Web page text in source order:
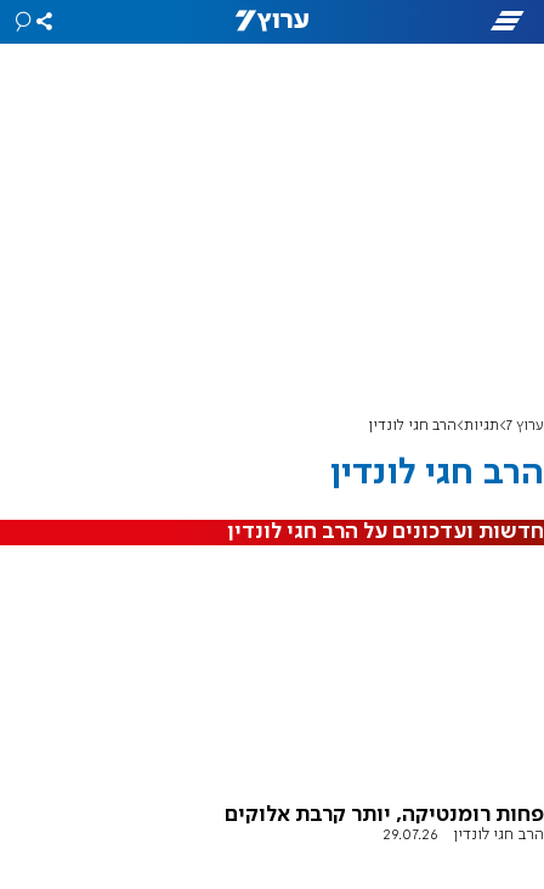
ערוץ 7 תגיות הרב חגי לונדין
הרב חגי לונדין
חדשות ועדכונים על הרב חגי לונדין
פחות רומנטיקה, יותר קרבת אלוקים
הרב חגי לונדין 29.07.26